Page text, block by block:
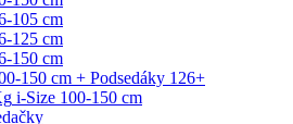
105 cm
125 cm
150 cm
150 cm + Podsedáky 126+
i-Size 100-150 cm